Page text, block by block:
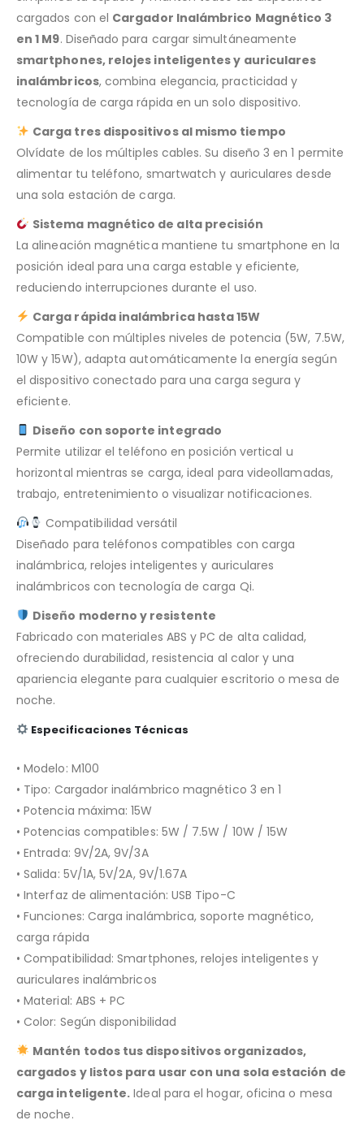
cargados con el Cargador Inalámbrico Magnético 3
en 1 M9. Diseñado para cargar simultáneamente
smartphones, relojes inteligentes y auriculares
inalámbricos, combina elegancia, practicidad y
tecnología de carga rápida en un solo dispositivo.
Carga tres dispositivos al mismo tiempo
Olvídate de los múltiples cables. Su diseño 3 en 1 permite
alimentar tu teléfono, smartwatch y auriculares desde
una sola estación de carga.
Sistema magnético de alta precisión
La alineación magnética mantiene tu smartphone en la
posición ideal para una carga estable y eficiente,
reduciendo interrupciones durante el uso.
Carga rápida inalámbrica hasta 15W
Compatible con múltiples niveles de potencia (5W, 7.5W,
10W y 15W), adapta automáticamente la energía según
el dispositivo conectado para una carga segura y
eficiente.
Diseño con soporte integrado
Permite utilizar el teléfono en posición vertical u
horizontal mientras se carga, ideal para videollamadas,
trabajo, entretenimiento o visualizar notificaciones.
Compatibilidad versátil
Diseñado para teléfonos compatibles con carga
inalámbrica, relojes inteligentes y auriculares
inalámbricos con tecnología de carga Qi.
Diseño moderno y resistente
Fabricado con materiales ABS y PC de alta calidad,
ofreciendo durabilidad, resistencia al calor y una
apariencia elegante para cualquier escritorio o mesa de
noche.
Especificaciones Técnicas
• Modelo: M100
• Tipo: Cargador inalámbrico magnético 3 en 1
• Potencia máxima: 15W
• Potencias compatibles: 5W / 7.5W / 10W / 15W
• Entrada: 9V/2A, 9V/3A
• Salida: 5V/1A, 5V/2A, 9V/1.67A
• Interfaz de alimentación: USB Tipo-C
• Funciones: Carga inalámbrica, soporte magnético,
carga rápida
• Compatibilidad: Smartphones, relojes inteligentes y
auriculares inalámbricos
• Material: ABS + PC
• Color: Según disponibilidad
Mantén todos tus dispositivos organizados,
cargados y listos para usar con una sola estación de
carga inteligente. Ideal para el hogar, oficina o mesa
de noche.